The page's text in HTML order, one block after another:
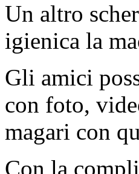
Un altro
igienica la
Gli amici
con foto,
magari con
Con la